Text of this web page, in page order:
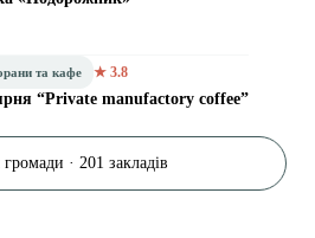
та кафе ★ 3.8
“Private manufactory coffee”
· 201 закладів